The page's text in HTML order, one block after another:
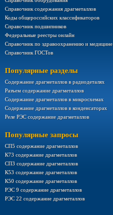
Справочник содержания драгметаллов
Коды общероссийских классификаторов
Справочник подшипников
Федеральные реестры онлайн
Справочник по здравоохранению и медицине
Справочник ГОСТов
Популярные разделы
Содержание драгметаллов в радиодеталях
Разъем содержание драгметаллов
Содержание драгметаллов в микросхемах
Содержание драгметаллов в конденсаторах
Реле РЭС содержание драгметаллов
Популярные запросы
СП5 содержание драгметаллов
К73 содержание драгметаллов
СП3 содержание драгметаллов
К53 содержание драгметаллов
К50 содержание драгметаллов
РЭС 9 содержание драгметаллов
РЭС 22 содержание драгметаллов